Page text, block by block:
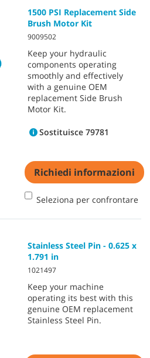
1500 PSI Replacement Side
Brush Motor Kit
9009502
Keep your hydraulic
components operating
smoothly and effectively
with a genuine OEM
replacement Side Brush
Motor Kit.
Sostituisce 79781
Richiedi informazioni
Seleziona per confrontare
Stainless Steel Pin - 0.625 x
1.791 in
1021497
Keep your machine
operating its best with this
genuine OEM replacement
Stainless Steel Pin.